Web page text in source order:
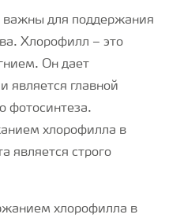
важны для поддержания
Хлорофилл – это
Он дает
является главной
фотосинтеза.
хлорофилла в
является строго